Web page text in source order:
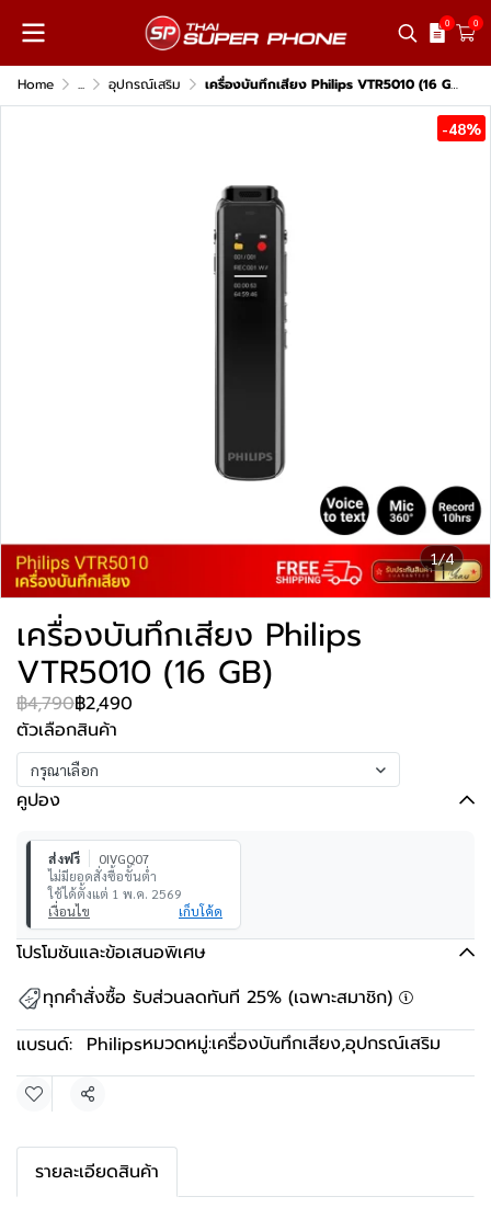
0 0
Home ... อุปกรณ์เสริม เครื่องบันทึกเสียง Philips VTR5010 (16 GB)
1/4
-48%
เครื่องบันทึกเสียง Philips
VTR5010 (16 GB)
฿4,790฿2,490
ตัวเลือกสินค้า
กรุณาเลือก
คูปอง
ส่งฟรี
0IVGQ07
ไม่มียอดสั่งซื้อขั้นต่ำ
ใช้ได้ตั้งแต่ 1 พ.ค. 2569
เงื่อนไข
เก็บโค้ด
โปรโมชันและข้อเสนอพิเศษ
ทุกคำสั่งซื้อ รับส่วนลดทันที 25% (เฉพาะสมาชิก)
แบรนด์: Philipsหมวดหมู่:เครื่องบันทึกเสียง,อุปกรณ์เสริม
แชร์
รายละเอียดสินค้า